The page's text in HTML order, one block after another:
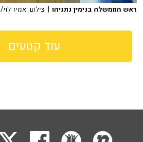
ראש הממשלה בנימין נתניהו | צילום: אמיר לוי/Getty Images
עוד קטעים